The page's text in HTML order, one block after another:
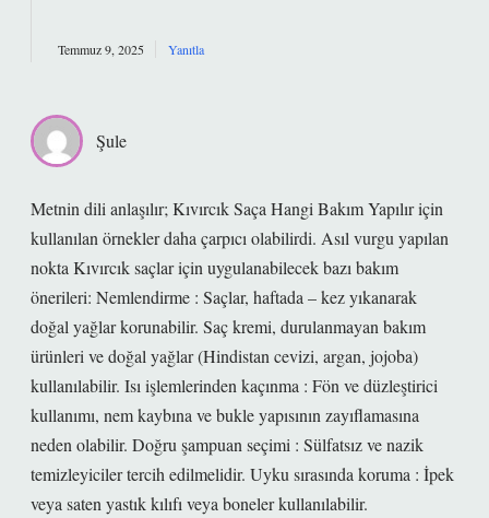
Temmuz 9, 2025 Yanıtla
Şule
Metnin dili anlaşılır; Kıvırcık Saça Hangi Bakım Yapılır için
kullanılan örnekler daha çarpıcı olabilirdi. Asıl vurgu yapılan
nokta Kıvırcık saçlar için uygulanabilecek bazı bakım
önerileri: Nemlendirme : Saçlar, haftada – kez yıkanarak
doğal yağlar korunabilir. Saç kremi, durulanmayan bakım
ürünleri ve doğal yağlar (Hindistan cevizi, argan, jojoba)
kullanılabilir. Isı işlemlerinden kaçınma : Fön ve düzleştirici
kullanımı, nem kaybına ve bukle yapısının zayıflamasına
neden olabilir. Doğru şampuan seçimi : Sülfatsız ve nazik
temizleyiciler tercih edilmelidir. Uyku sırasında koruma : İpek
veya saten yastık kılıfı veya boneler kullanılabilir.